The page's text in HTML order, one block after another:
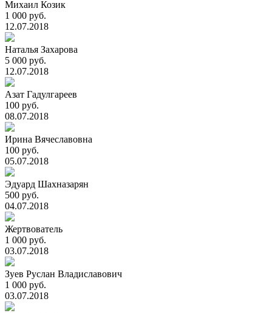
Михаил Козик
1 000 руб.
12.07.2018
Наталья Захарова
5 000 руб.
12.07.2018
Азат Гадулгареев
100 руб.
08.07.2018
Ирина Вячеславовна
100 руб.
05.07.2018
Эдуард Шахназарян
500 руб.
04.07.2018
Жертвователь
1 000 руб.
03.07.2018
Зуев Руслан Владиславович
1 000 руб.
03.07.2018